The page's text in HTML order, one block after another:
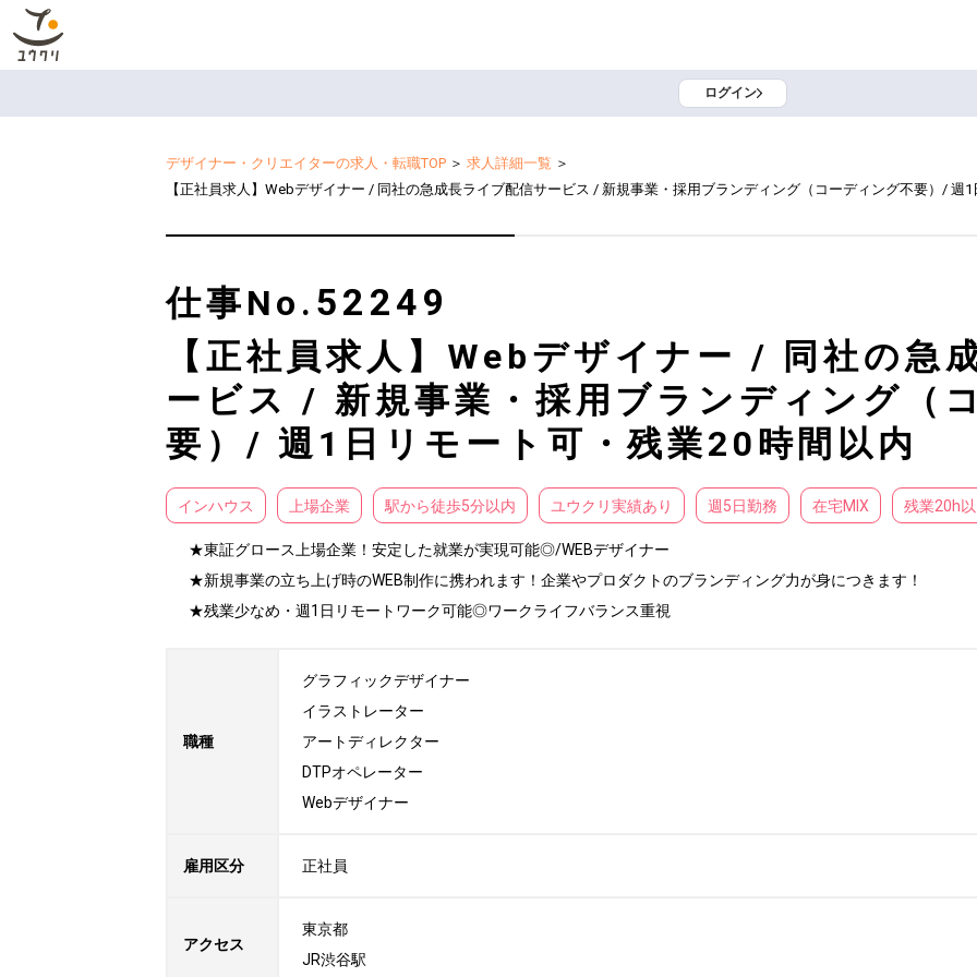
ログイン
デザイナー・クリエイターの求人・転職TOP ＞ 求人詳細一覧 ＞
【正社員求人】Webデザイナー / 同社の急成長ライブ配信サービス / 新規事業・採用ブランディング（コーディング不要）/ 週
仕事No. 52249
【正社員求人】Webデザイナー / 同社の急
ービス / 新規事業・採用ブランディング（
要）/ 週1日リモート可・残業20時間以内
インハウス 上場企業 駅から徒歩5分以内 ユウクリ実績あり 週5日勤務 在宅MIX 残業20h
★東証グロース上場企業！安定した就業が実現可能◎/WEBデザイナー
★新規事業の立ち上げ時のWEB制作に携われます！企業やプロダクトのブランディング力が身につきます！
★残業少なめ・週1日リモートワーク可能◎ワークライフバランス重視
職種
グラフィックデザイナー
イラストレーター
アートディレクター
DTPオペレーター
Webデザイナー
雇用区分 正社員
アクセス
東京都
JR渋谷駅